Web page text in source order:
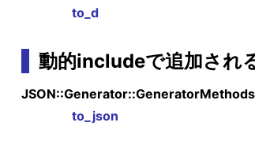
to_d
動的includeで追加され
to_json